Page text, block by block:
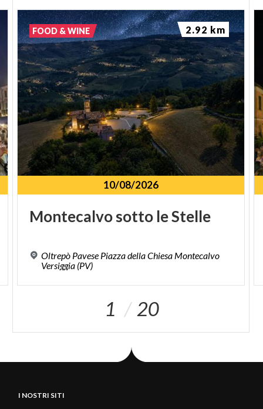
10/08/2026
Montecalvosotto leStelle
Oltrepò Pavese Piazza della Chiesa Montecalvo
Versiggia (PV)
FOOD & WINE 2.92 km
1 20
I NOSTRI SITI